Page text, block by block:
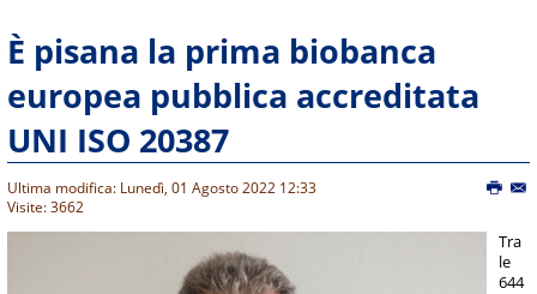
È pisana la prima biobanca
europea pubblica accreditata
UNI ISO 20387
Ultima modifica: Lunedì, 01 Agosto 2022 12:33
Visite: 3662
Tra
le
644